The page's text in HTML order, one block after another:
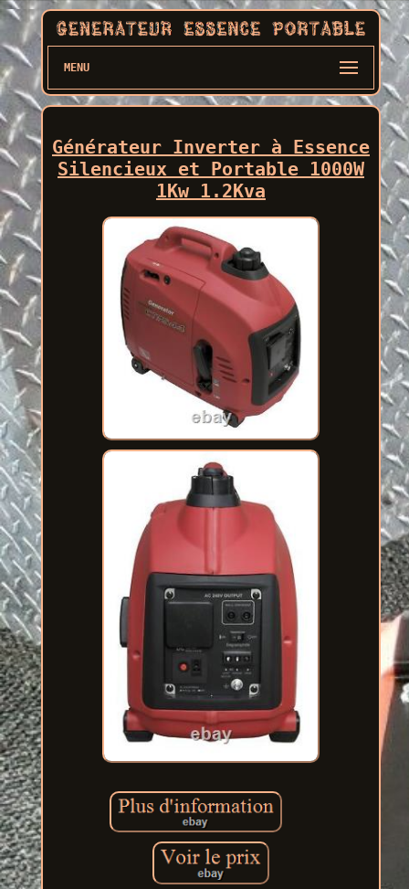
MENU
Générateur Inverter à Essence
Silencieux et Portable 1000W
1Kw 1.2Kva